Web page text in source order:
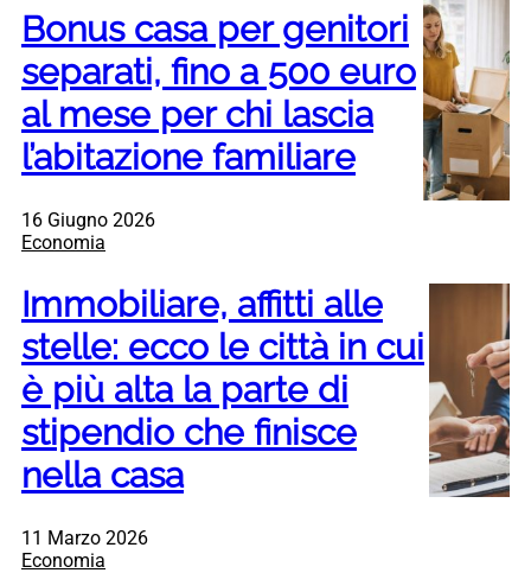
Bonus casa per genitori
separati, fino a 500 euro
al mese per chi lascia
l’abitazione familiare
16 Giugno 2026
Economia
Immobiliare, affitti alle
stelle: ecco le città in cui
è più alta la parte di
stipendio che finisce
nella casa
11 Marzo 2026
Economia